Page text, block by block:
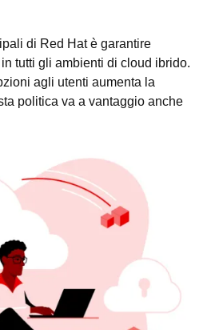
di Red Hat è garantire
tutti gli ambienti di cloud ibrido.
agli utenti aumenta la
politica va a vantaggio anche